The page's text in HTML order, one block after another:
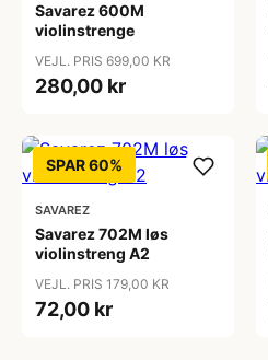
Savarez 600M
violinstrenge
VEJL. PRIS 699,00 KR
280,00 kr
SPAR 60%
SAVAREZ
Savarez 702M løs
violinstreng A2
VEJL. PRIS 179,00 KR
72,00 kr